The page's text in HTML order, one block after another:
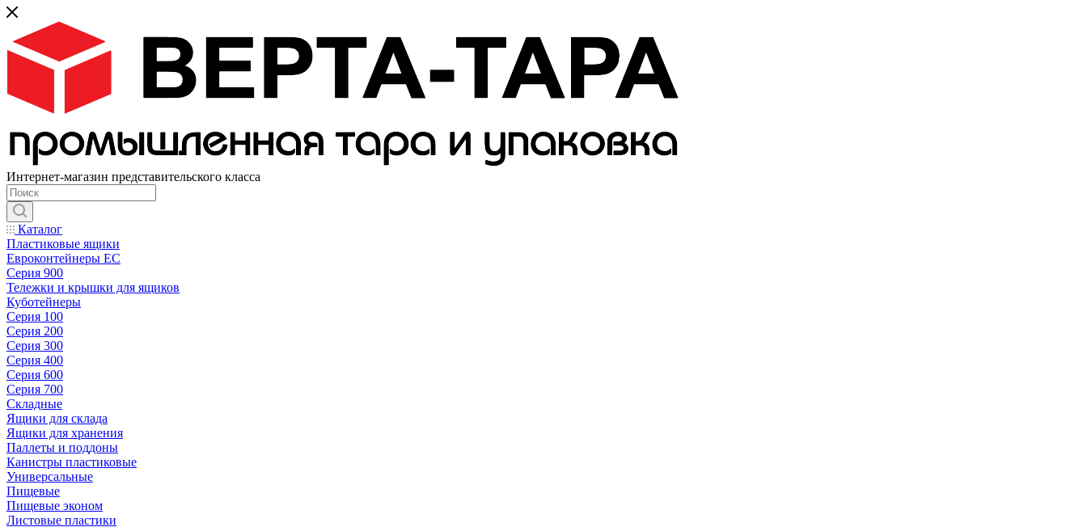
Интернет-магазин представительского класса
Каталог
Пластиковые ящики
Евроконтейнеры ЕС
Серия 900
Тележки и крышки для ящиков
Куботейнеры
Серия 100
Серия 200
Серия 300
Серия 400
Серия 600
Серия 700
Складные
Ящики для склада
Ящики для хранения
Паллеты и поддоны
Канистры пластиковые
Универсальные
Пищевые
Пищевые эконом
Листовые пластики